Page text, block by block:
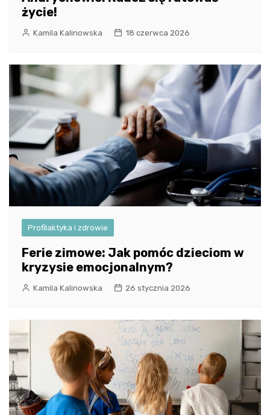
życie!
Kamila Kalinowska 18 czerwca 2026
Profilaktyka i zdrowie
Ferie zimowe: Jak pomóc dzieciom w
kryzysie emocjonalnym?
Kamila Kalinowska 26 stycznia 2026